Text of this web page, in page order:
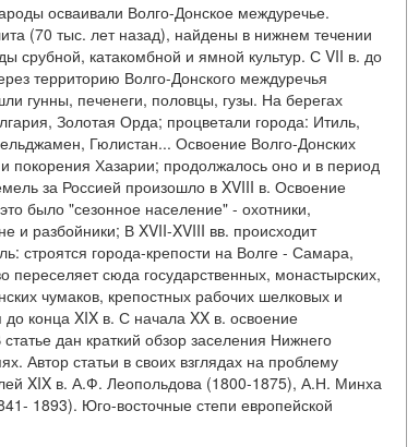
осваивали Волго-Донское междуречье.
(70 тыс. лет назад), найдены в нижнем течении
срубной, катакомбной и ямной культур. С VII в. до
территорию Волго-Донского междуречья
гунны, печенеги, половцы, гузы. На берегах
Золотая Орда; процветали города: Итиль,
Гюлистан... Освоение Волго-Донских
покорения Хазарии; продолжалось оно и в период
за Россией произошло в XVIII в. Освоение
было "сезонное население" - охотники,
и разбойники; В XVII-XVIII вв. происходит
строятся города-крепости на Волге - Самара,
переселяет сюда государственных, монастырских,
чумаков, крепостных рабочих шелковых и
конца XIX в. С начала XX в. освоение
дан краткий обзор заселения Нижнего
Автор статьи в своих взглядах на проблему
XIX в. А.Ф. Леопольдова (1800-1875), А.Н. Минха
1893). Юго-восточные степи европейской